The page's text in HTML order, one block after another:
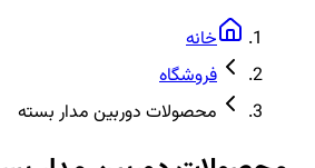
خانه
فروشگاه
محصولات دوربین مدار بسته